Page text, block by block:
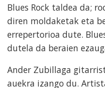
Blues Rock taldea da;
diren moldaketak eta
errepertorioa dute.
dutela da beraien
Ander Zubillaga
auekra izango du.